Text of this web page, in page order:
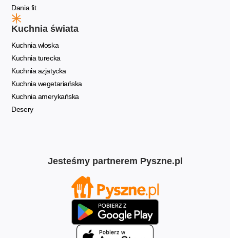
Dania fit
Kuchnia świata
Kuchnia włoska
Kuchnia turecka
Kuchnia azjatycka
Kuchnia wegetariańska
Kuchnia amerykańska
Desery
Jesteśmy partnerem Pyszne.pl